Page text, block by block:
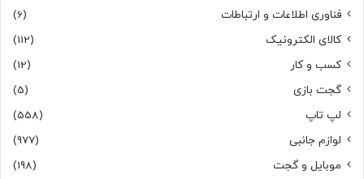
فناوری اطلاعات و ارتباطات
(6)
کالای الکترونیک
(112)
کسب و کار
(12)
گجت بازی
(5)
لپ تاپ
(558)
لوازم جانبی
(977)
موبایل و گجت
(198)